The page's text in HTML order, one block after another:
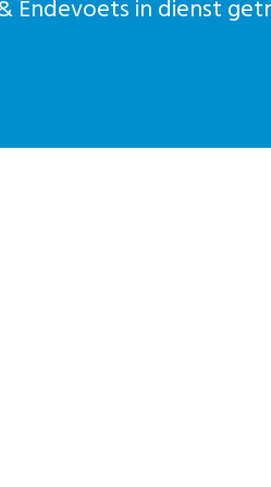
Endevoets in dienst